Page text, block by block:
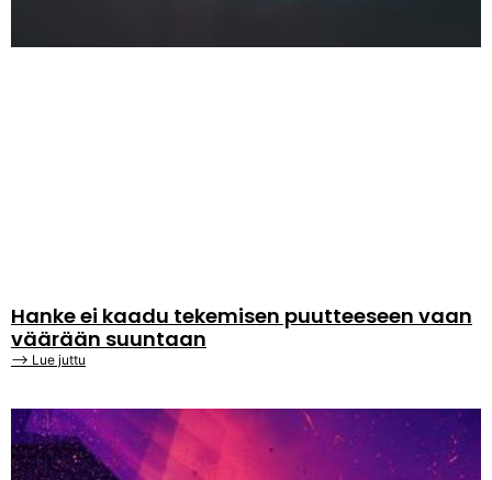
Hanke ei kaadu tekemisen puutteeseen vaan
väärään suuntaan
⟶ Lue juttu